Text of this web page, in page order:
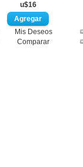
u$16
Mis Deseos
Comparar